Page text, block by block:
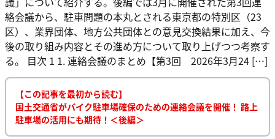
絡会議から、駐車問題の本丸とされる東京都の特別区（23
区）、業界団体、地方公共団体との意見交換結果に加え、今
後の取り組み内容とその進め方について取り上げつつ考察す
る。 目次 1 1. 連絡会議のまとめ【第3回 2026年3月24 […]
【この記事を最初から読む】
国土交通省がバイク駐車場確保のための連絡会議を開催！ 路上
駐車場の活用にも期待！＜後編＞